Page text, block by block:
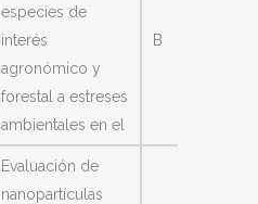
especies de
interés
agronómico y
forestal a estreses
ambientales en el
B
Evaluación de
nanopartículas